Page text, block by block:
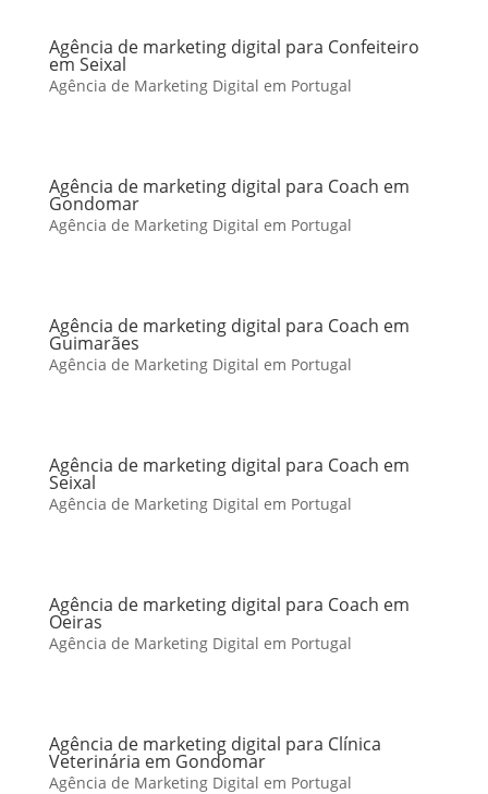
Agência de marketing digital para Confeiteiro
em Seixal
Agência de Marketing Digital em Portugal
Agência de marketing digital para Coach em
Gondomar
Agência de Marketing Digital em Portugal
Agência de marketing digital para Coach em
Guimarães
Agência de Marketing Digital em Portugal
Agência de marketing digital para Coach em
Seixal
Agência de Marketing Digital em Portugal
Agência de marketing digital para Coach em
Oeiras
Agência de Marketing Digital em Portugal
Agência de marketing digital para Clínica
Veterinária em Gondomar
Agência de Marketing Digital em Portugal